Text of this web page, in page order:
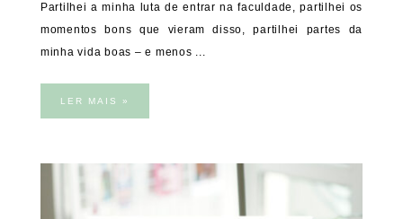
Partilhei a minha luta de entrar na faculdade, partilhei os
momentos bons que vieram disso, partilhei partes da
minha vida boas – e menos ...
LER MAIS »